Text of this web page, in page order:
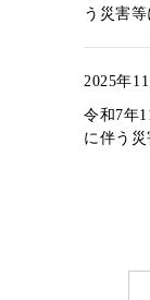
う災害
2025年
令和7年
に伴う